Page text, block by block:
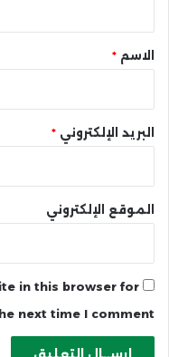
* الاسم *
البريد الإلكتروني *
الموقع الإلكتروني
in this browser for
next time I comment.